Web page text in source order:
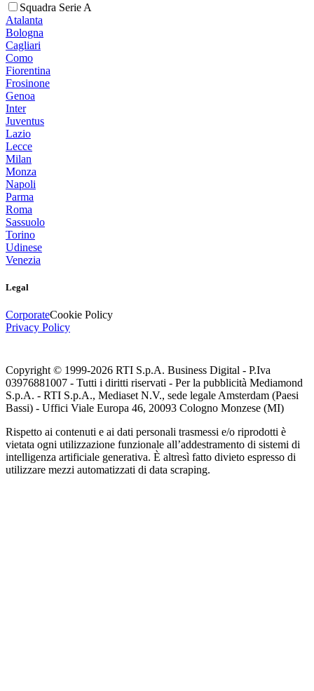
Squadra Serie A
Atalanta
Bologna
Cagliari
Como
Fiorentina
Frosinone
Genoa
Inter
Juventus
Lazio
Lecce
Milan
Monza
Napoli
Parma
Roma
Sassuolo
Torino
Udinese
Venezia
Legal
CorporateCookie Policy
Privacy Policy
Copyright © 1999-2026 RTI S.p.A. Business Digital - P.Iva
03976881007 - Tutti i diritti riservati - Per la pubblicità Mediamond
S.p.A. - RTI S.p.A., Mediaset N.V., sede legale Amsterdam (Paesi
Bassi) - Uffici Viale Europa 46, 20093 Cologno Monzese (MI)
Rispetto ai contenuti e ai dati personali trasmessi e/o riprodotti è
vietata ogni utilizzazione funzionale all’addestramento di sistemi di
intelligenza artificiale generativa. È altresì fatto divieto espresso di
utilizzare mezzi automatizzati di data scraping.